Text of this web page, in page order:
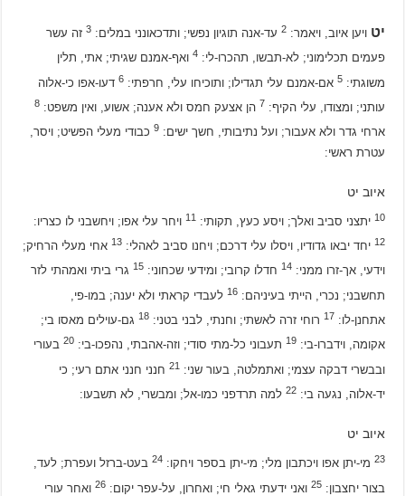
יט ויען איוב, ויאמר:2 עד-אנה תוגיון נפשי; ותדכאונני במלים:3 זה עשר
פעמים תכלימוני; לא-תבשו, תהכרו-לי:4 ואף-אמנם שגיתי; אתי, תלין
משוגתי:5 אם-אמנם עלי תגדילו; ותוכיחו עלי, חרפתי:6 דעו-אפו כי-אלוה
עותני; ומצודו, עלי הקיף: 7 הן אצעק חמס ולא אענה; אשוע, ואין משפט:8
ארחי גדר ולא אעבור; ועל נתיבותי, חשך ישים:9 כבודי מעלי הפשיט; ויסר,
עטרת ראשי:
איוב יט
10 יתצני סביב ואלך; ויסע כעץ, תקותי:11 ויחר עלי אפו; ויחשבני לו כצריו:
12 יחד יבאו גדודיו, ויסלו עלי דרכם; ויחנו סביב לאהלי:13 אחי מעלי הרחיק;
וידעי, אך-זרו ממני:14 חדלו קרובי; ומידעי שכחוני:15 גרי ביתי ואמהתי לזר
תחשבני; נכרי, הייתי בעיניהם:16 לעבדי קראתי ולא יענה; במו-פי,
אתחנן-לו: 17 רוחי זרה לאשתי; וחנתי, לבני בטני:18 גם-עוילים מאסו בי;
אקומה, וידברו-בי:19 תעבוני כל-מתי סודי; וזה-אהבתי, נהפכו-בי:20 בעורי
ובבשרי דבקה עצמי; ואתמלטה, בעור שני:21 חנני חנני אתם רעי; כי
יד-אלוה, נגעה בי:22 למה תרדפני כמו-אל; ומבשרי, לא תשבעו:
איוב יט
23 מי-יתן אפו ויכתבון מלי; מי-יתן בספר ויחקו:24 בעט-ברזל ועפרת; לעד,
בצור יחצבון:25 ואני ידעתי גאלי חי; ואחרון, על-עפר יקום:26 ואחר עורי